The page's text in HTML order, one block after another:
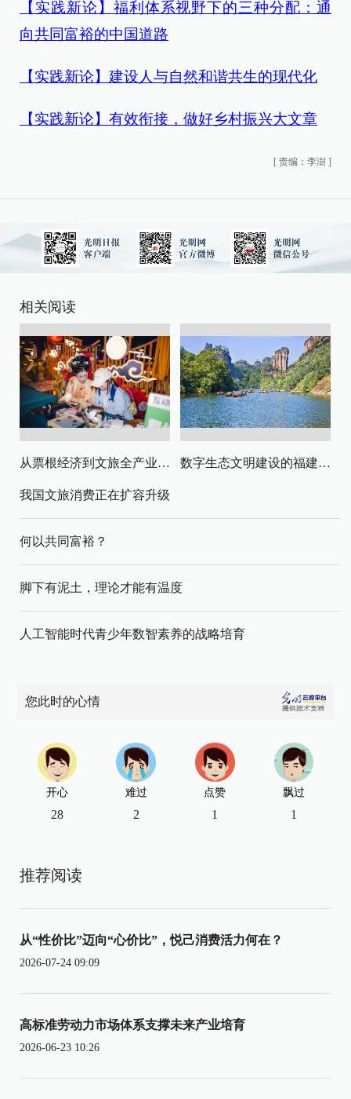
【实践新论】福利体系视野下的三种分配：通
向共同富裕的中国道路
【实践新论】建设人与自然和谐共生的现代化
【实践新论】有效衔接，做好乡村振兴大文章
[ 责编：李澍 ]
相关阅读
从票根经济到文旅全产业链升级 数字生态文明建设的福建路径与启示
我国文旅消费正在扩容升级
何以共同富裕？
脚下有泥土，理论才能有温度
人工智能时代青少年数智素养的战略培育
您此时的心情
开心
28
难过
2
点赞
1
飘过
1
推荐阅读
从“性价比”迈向“心价比”，悦己消费活力何在？
2026-07-24 09:09
高标准劳动力市场体系支撑未来产业培育
2026-06-23 10:26